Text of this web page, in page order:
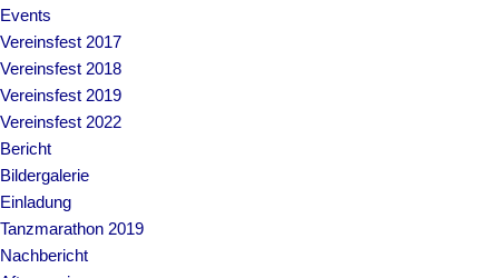
Events
Vereinsfest 2017
Vereinsfest 2018
Vereinsfest 2019
Vereinsfest 2022
Bericht
Bildergalerie
Einladung
Tanzmarathon 2019
Nachbericht